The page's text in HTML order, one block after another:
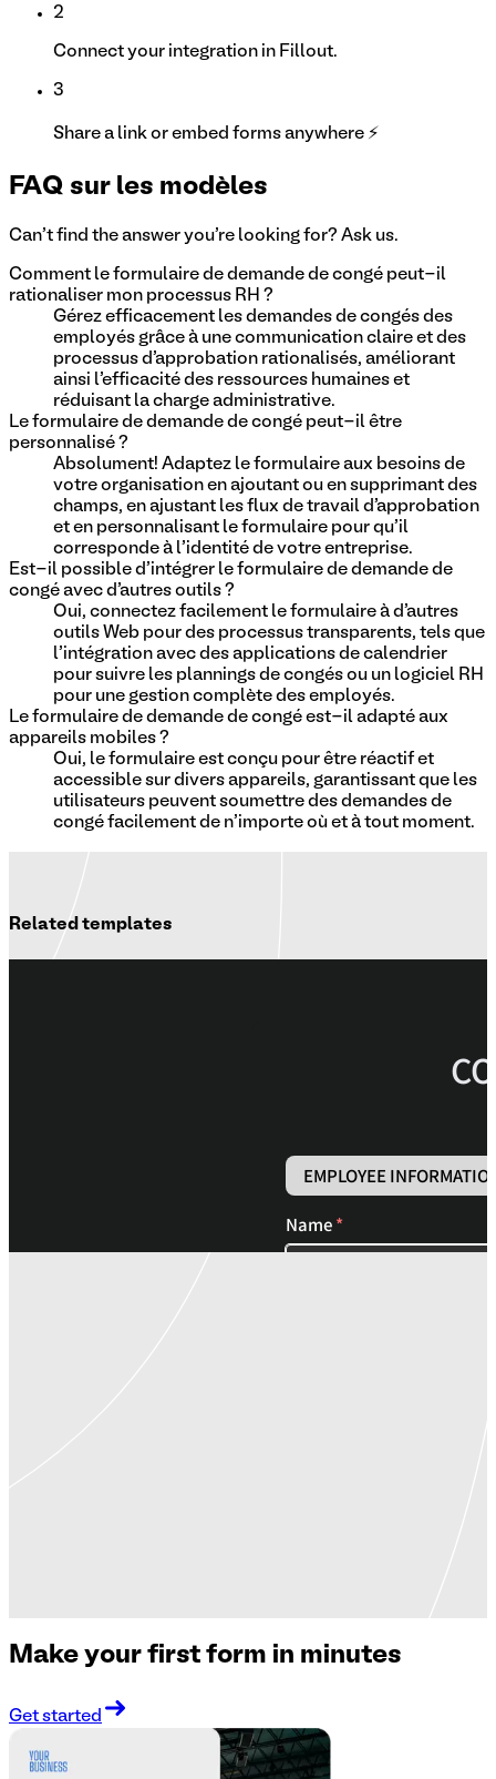
2
Connect your integration in Fillout.
3
Share a link or embed forms anywhere ⚡
FAQ sur les modèles
Can't find the answer you're looking for? Ask us.
Comment le formulaire de demande de congé peut-il
rationaliser mon processus RH ?
Gérez efficacement les demandes de congés des
employés grâce à une communication claire et des
processus d'approbation rationalisés, améliorant
ainsi l'efficacité des ressources humaines et
réduisant la charge administrative.
Le formulaire de demande de congé peut-il être
personnalisé ?
Absolument! Adaptez le formulaire aux besoins de
votre organisation en ajoutant ou en supprimant des
champs, en ajustant les flux de travail d'approbation
et en personnalisant le formulaire pour qu'il
corresponde à l'identité de votre entreprise.
Est-il possible d'intégrer le formulaire de demande de
congé avec d'autres outils ?
Oui, connectez facilement le formulaire à d'autres
outils Web pour des processus transparents, tels que
l'intégration avec des applications de calendrier
pour suivre les plannings de congés ou un logiciel RH
pour une gestion complète des employés.
Le formulaire de demande de congé est-il adapté aux
appareils mobiles ?
Oui, le formulaire est conçu pour être réactif et
accessible sur divers appareils, garantissant que les
utilisateurs peuvent soumettre des demandes de
congé facilement de n'importe où et à tout moment.
Related templates
Make your first form in minutes
Get started